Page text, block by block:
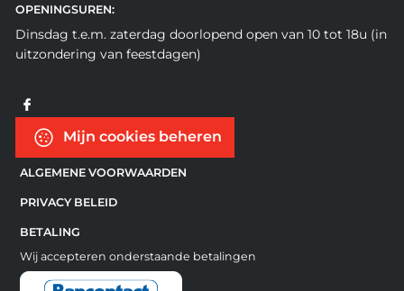
OPENINGSUREN:
Dinsdag t.e.m. zaterdag doorlopend open van 10 tot 18u (in
uitzondering van feestdagen)
Mijn cookies beheren
ALGEMENE VOORWAARDEN
PRIVACY BELEID
BETALING
Wij accepteren onderstaande betalingen